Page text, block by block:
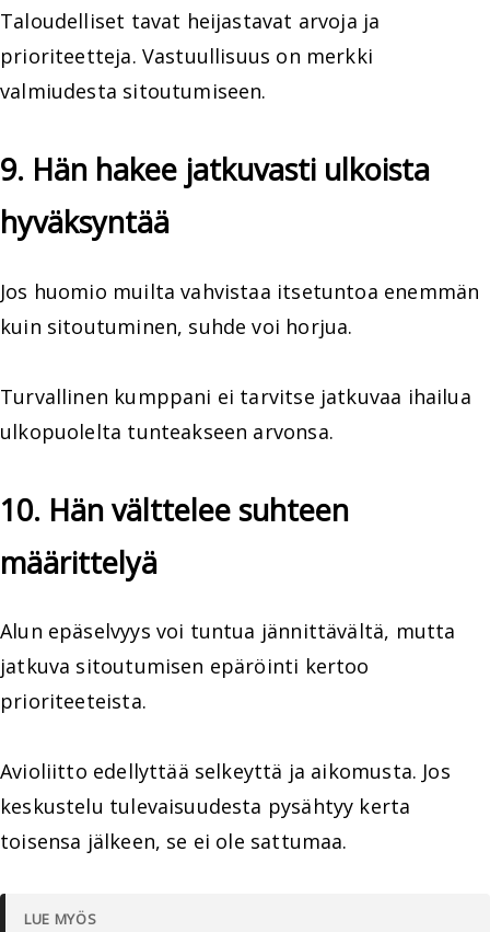
Taloudelliset tavat heijastavat arvoja ja
prioriteetteja. Vastuullisuus on merkki
valmiudesta sitoutumiseen.
9. Hän hakee jatkuvasti ulkoista
hyväksyntää
Jos huomio muilta vahvistaa itsetuntoa enemmän
kuin sitoutuminen, suhde voi horjua.
Turvallinen kumppani ei tarvitse jatkuvaa ihailua
ulkopuolelta tunteakseen arvonsa.
10. Hän välttelee suhteen
määrittelyä
Alun epäselvyys voi tuntua jännittävältä, mutta
jatkuva sitoutumisen epäröinti kertoo
prioriteeteista.
Avioliitto edellyttää selkeyttä ja aikomusta. Jos
keskustelu tulevaisuudesta pysähtyy kerta
toisensa jälkeen, se ei ole sattumaa.
LUE MYÖS